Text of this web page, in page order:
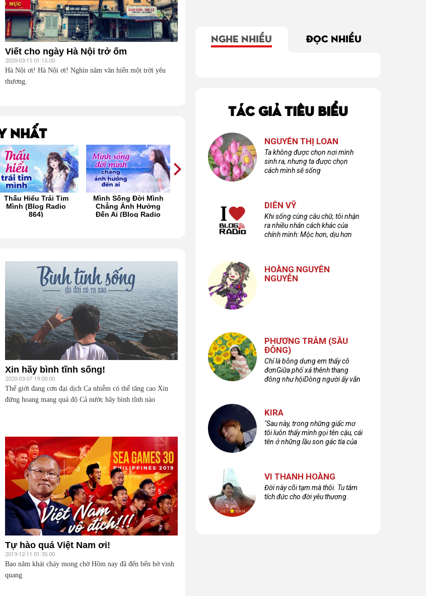
Viết cho ngày Hà Nội trở ốm
2020-03-15 01:15:00
Hà Nội ơi! Hà Nội ơi! Nghìn năm văn hiến một trời yêu
thương.
nhất
Thấu Hiểu Trái Tim
Mình (Blog Radio
864)
Mình Sống Đời Mình
Chẳng Ảnh Hưởng
Đến Ai (Blog Radio
(Blog Radio 858)
Thành Hơn (Blog
Radio 857)
Xin hãy bình tĩnh sống!
2020-03-07 19:00:00
Thế giới đang cơn đại dịch Ca nhiễm có thể tăng cao Xin
đừng hoang mang quá độ Cả nước hãy bình tĩnh nào
Tự hào quá Việt Nam ơi!
2019-12-11 01:35:00
Bao năm khát cháy mong chờ Hôm nay đã đến bến bờ vinh
quang
NGHE NHIỀU ĐỌC NHIỀU
TÁC GIẢ TIÊU BIỂU
NGUYỄN THỊ LOAN
Ta không được chọn nơi mình
sinh ra, nhưng ta được chọn
cách mình sẽ sống
DIÊN VỸ
Khi sống cùng câu chữ, tôi nhận
ra nhiều nhân cách khác của
chính mình: Mộc hơn, dịu hơn
HOÀNG NGUYÊN
NGUYỄN
PHƯƠNG TRÂM (SẦU
ĐÔNG)
Chỉ là bỗng dưng em thấy cô
đơnGiữa phố xá thênh thang
đông như hộiDòng người ấy vẫn
KIRA
"Sau này, trong những giấc mơ
tôi luôn thấy mình gọi tên cậu, cái
tên ở những lầu son gác tía của
VI THANH HOÀNG
Đời này cõi tạm mà thôi. Tu tâm
tích đức cho đời yêu thương.